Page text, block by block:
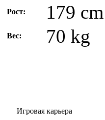
Рост: 179 cm
Вес: 70 kg
Игровая карьера